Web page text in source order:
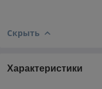
Скрыть
Характеристики